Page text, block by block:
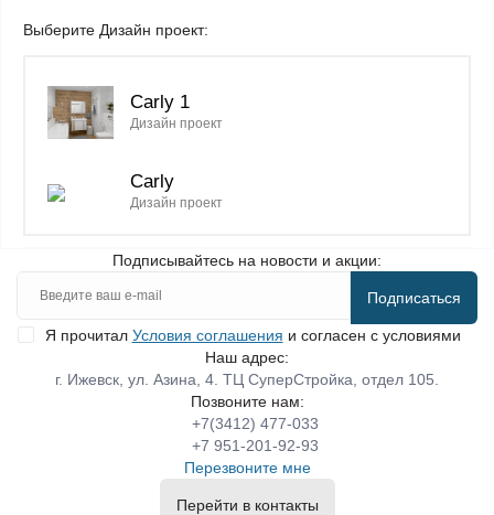
Выберите Дизайн проект:
Carly 1
Дизайн проект
Carly
Дизайн проект
Подписывайтесь на новости и акции:
Подписаться
Я прочитал Условия соглашения и согласен с условиями
Наш адрес:
г. Ижевск, ул. Азина, 4. ТЦ СуперСтройка, отдел 105.
Позвоните нам:
+7(3412) 477-033
+7 951-201-92-93
Перезвоните мне
Перейти в контакты